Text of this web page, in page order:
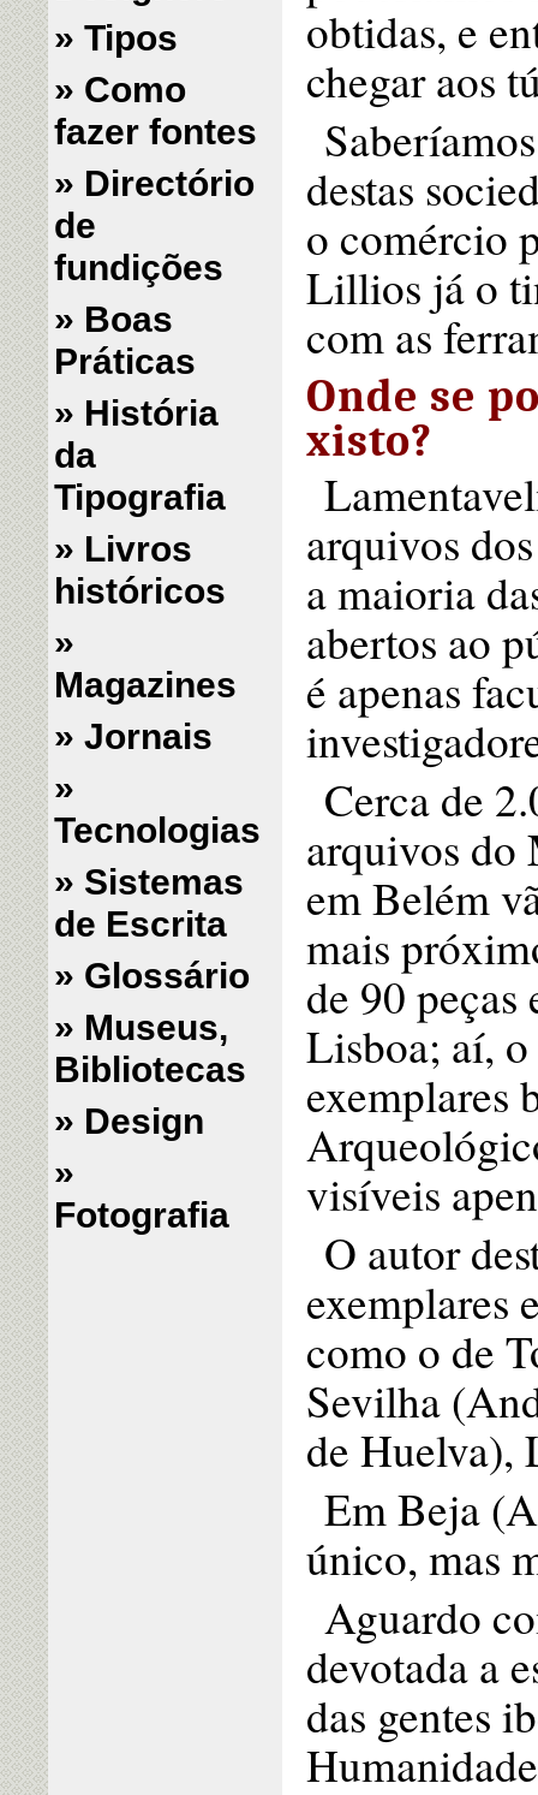
» Tipos
» Como
fazer fontes
» Directório
de
fundições
» Boas
Práticas
» História
da
Tipografia
» Livros
históricos
»
Magazines
» Jornais
»
Tecnologias
» Sistemas
de Escrita
» Glossário
» Museus,
Bibliotecas
» Design
»
Fotografia
obtidas, e
chegar aos
destas
o comércio
Lillios já o
com as
Onde se
xisto?
arquivos
a maioria
abertos ao
é apenas
Cerca de
arquivos do
em Belém
mais
de 90
Lisboa; aí,
exemplares
visíveis
O autor
exemplares
como o de
Sevilha
de Huelva),
Em Beja
único, mas
Aguardo
devotada a
das gentes